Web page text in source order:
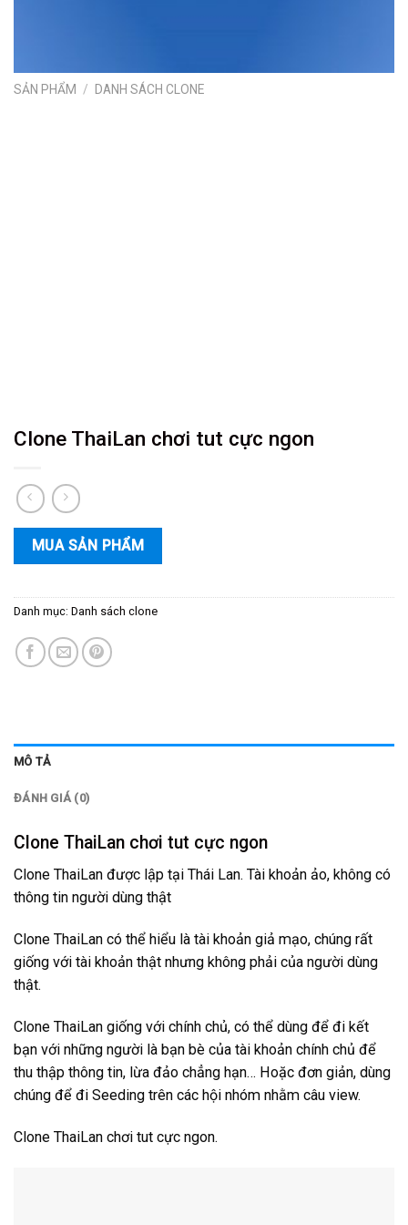
SẢN PHẨM / DANH SÁCH CLONE
Clone ThaiLan chơi tut cực ngon
MUA SẢN PHẨM
Danh mục: Danh sách clone
MÔ TẢ
ĐÁNH GIÁ (0)
Clone ThaiLan chơi tut cực ngon
Clone ThaiLan được lập tại Thái Lan. Tài khoản ảo, không có
thông tin người dùng thật
Clone ThaiLan có thể hiểu là tài khoản giả mạo, chúng rất
giống với tài khoản thật nhưng không phải của người dùng
thật.
Clone ThaiLan giống với chính chủ, có thể dùng để đi kết
bạn với những người là bạn bè của tài khoản chính chủ để
thu thập thông tin, lừa đảo chẳng hạn… Hoặc đơn giản, dùng
chúng để đi Seeding trên các hội nhóm nhằm câu view.
Clone ThaiLan chơi tut cực ngon.